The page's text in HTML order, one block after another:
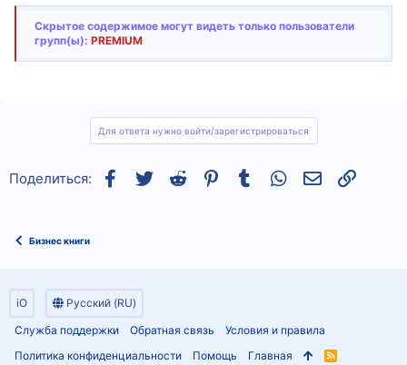
Скрытое содержимое могут видеть только пользователи
групп(ы): PREMIUM
Для ответа нужно войти/зарегистрироваться
Поделиться: Facebook
TwitterReddit Pinterest
Tumblr WhatsAppСсылка
Бизнес книги
iO
Русский (RU)
Служба поддержки
Обратная связь
Условия и правила
Политика конфиденциальности
Помощь Главная
R